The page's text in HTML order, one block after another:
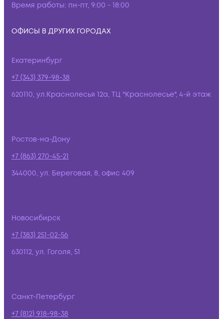
Время работы: пн-пт, 9:00 - 18:00
ОФИСЫ В ДРУГИХ ГОРОДАХ
Екатеринбург
+7 (343) 379-98-38
620110, ул.Краснолесья 12а, ТЦ "Краснолесье", 4-й этаж
Ростов-на-Дону
+7 (863) 270-45-21
344000, ул. Береговая, 8, офис 409
Новосибирск
+7 (383) 251-02-56
630112, ул. Гоголя, 51
Санкт-Петербург
+7 (812) 918-98-38